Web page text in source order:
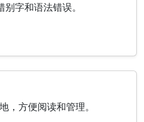
字和语法错误。
，方便阅读和管理。